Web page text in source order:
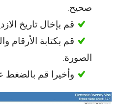
صحيح.
قم بإخال تاريخ
قم بكتابة
الصورة.
وأخيرا قم